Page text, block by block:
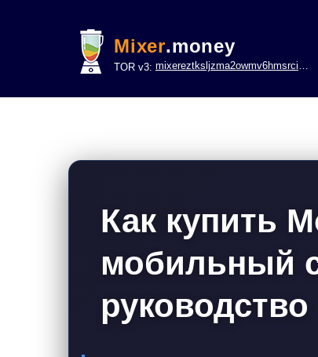
Mixer.money
TOR v3: mixereztksljzma2owmv6hmsrci322lsje6m3svicoddk3xbgvhd2fid.onion
Как купить
мобильный
руководство